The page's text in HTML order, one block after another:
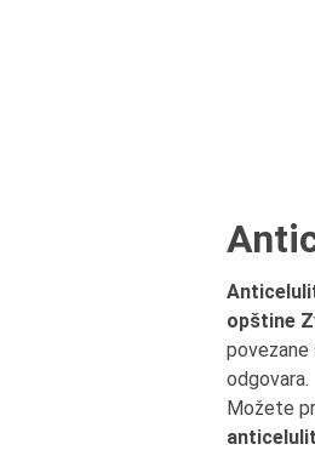
opštine
povezane
odgovara.
Možete